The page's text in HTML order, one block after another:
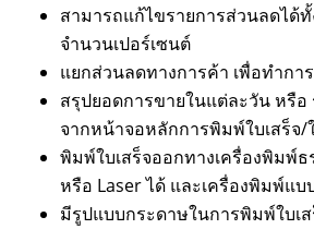
สามารถแก้ไขรายการส่วนลดได้
จำนวนเปอร์เซนต์
แยกส่วนลดทางการค้า เพื่อทำกา
สรุปยอดการขายในแต่ละวัน หรือ
จากหน้าจอหลักการพิมพ์ใบเสร็จ/
พิมพ์ใบเสร็จออกทางเครื่องพิมพ์ธ
หรือ Laser ได้ และเครื่องพิมพ์แบ
มีรูปแบบกระดาษในการพิมพ์ใบเ